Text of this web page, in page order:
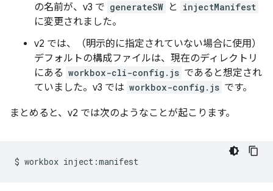
の名前が、v3 で generateSW と injectManifest
に変更されました。
v2 では、（明示的に指定されていない場合に使用）
デフォルトの構成ファイルは、現在のディレクトリ
にある workbox-cli-config.js であると想定され
ていました。v3 では workbox-config.js です。
まとめると、v2 では次のようなことが起こります。
$ workbox